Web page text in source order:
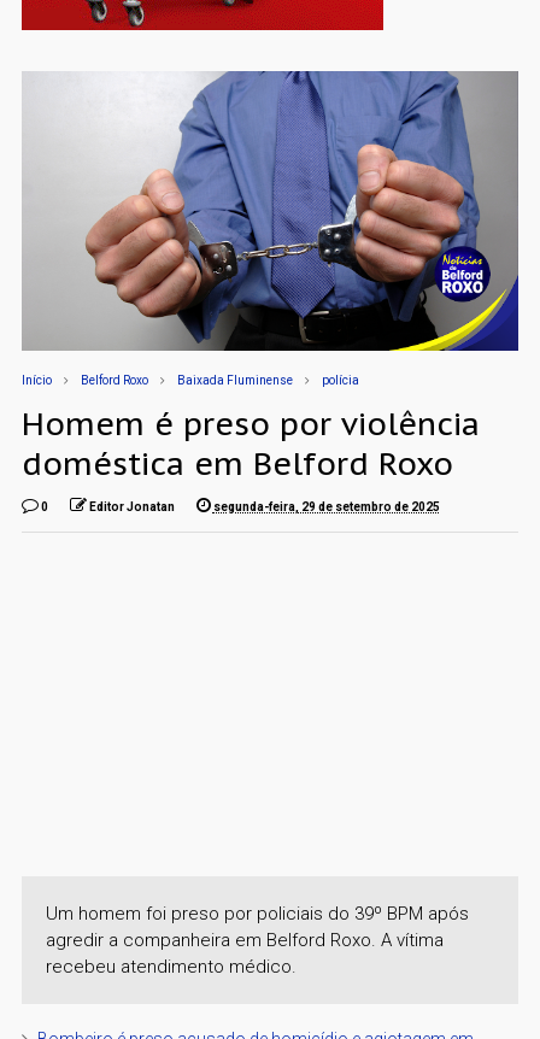
Início Belford Roxo Baixada Fluminense polícia
Homem é preso por violência
doméstica em Belford Roxo
0 Editor Jonatan segunda-feira, 29 de setembro de 2025
Um homem foi preso por policiais do 39º BPM após
agredir a companheira em Belford Roxo. A vítima
recebeu atendimento médico.